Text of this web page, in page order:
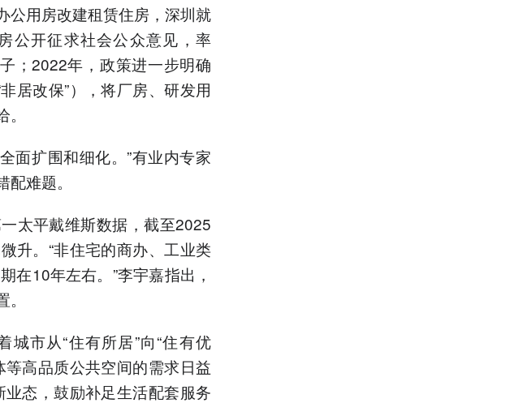
公用房改建租赁住房，深圳就
公开征求社会公众意见，率
；2022年，政策进一步明确
居改保”），将厂房、研发用
面扩围和细化。”有业内专家
难题。
太平戴维斯数据，截至2025
升。“非住宅的商办、工业类
在10年左右。”李宇嘉指出，
市从“住有所居”向“住有优
高品质公共空间的需求日益
态，鼓励补足生活配套服务